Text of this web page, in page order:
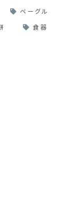
ベーグル
食器